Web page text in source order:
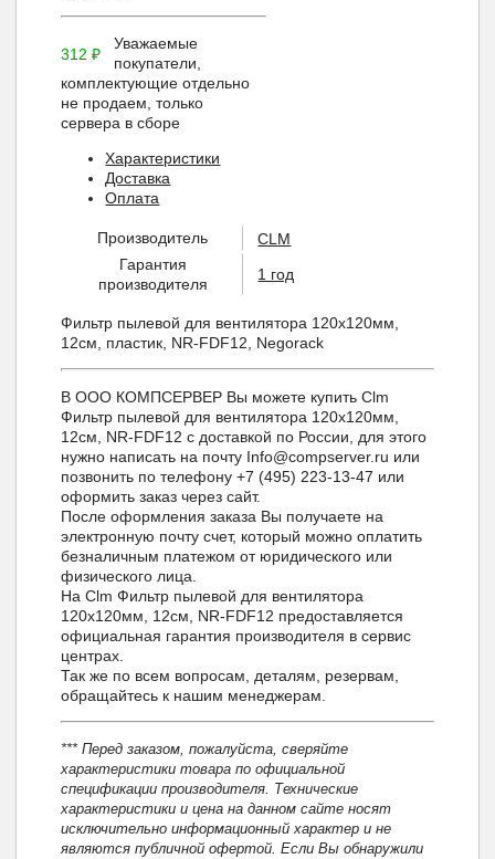
312₽
Уважаемые
покупатели,
комплектующие отдельно
не продаем, только
сервера в сборе
Характеристики
Доставка
Оплата
Производитель
CLM
Гарантия
производителя
1 год
Фильтр пылевой для вентилятора 120х120мм,
12см, пластик, NR-FDF12, Negorack
В ООО КОМПСЕРВЕР Вы можете купить Clm
Фильтр пылевой для вентилятора 120х120мм,
12см, NR-FDF12 с доставкой по России, для этого
нужно написать на почту Info@compserver.ru или
позвонить по телефону +7 (495) 223-13-47 или
оформить заказ через сайт.
После оформления заказа Вы получаете на
электронную почту счет, который можно оплатить
безналичным платежом от юридического или
физического лица.
На Clm Фильтр пылевой для вентилятора
120х120мм, 12см, NR-FDF12 предоставляется
официальная гарантия производителя в сервис
центрах.
Так же по всем вопросам, деталям, резервам,
обращайтесь к нашим менеджерам.
*** Перед заказом, пожалуйста, сверяйте
характеристики товара по официальной
спецификации производителя. Технические
характеристики и цена на данном сайте носят
исключительно информационный характер и не
являются публичной офертой. Если Вы обнаружили